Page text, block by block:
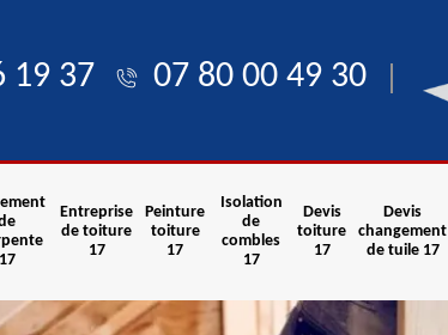
19 37 07 80 00 49 30
17
Entreprise
de toiture
17
Peinture
toiture
17
Isolation
de
combles
17
Devis
toiture
17
Devis
changement
de tuile 17